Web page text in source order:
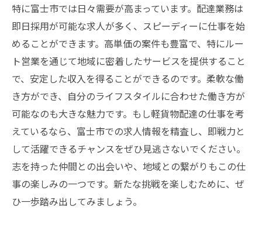
特に富士市では日々需要が高まっています。配達業務は
即日採用が可能な求人が多く、スピーディーに仕事を始
めることができます。高単価の案件も豊富で、特にルー
ト営業を通じて地域に密着したサービスを提供すること
で、安定した収入を得ることができるのです。柔軟な働
き方ができ、自分のライフスタイルに合わせた働き方が
可能なのも大きな魅力です。もし軽貨物配達の仕事を考
えているなら、富士市での求人情報を精査し、即戦力と
して活躍できるチャンスをぜひ見逃さないでください。
志を持った仲間との出会いや、地域との繋がりもこの仕
事の楽しみの一つです。新たな挑戦を楽しむために、ぜ
ひ一歩踏み出してみましょう。